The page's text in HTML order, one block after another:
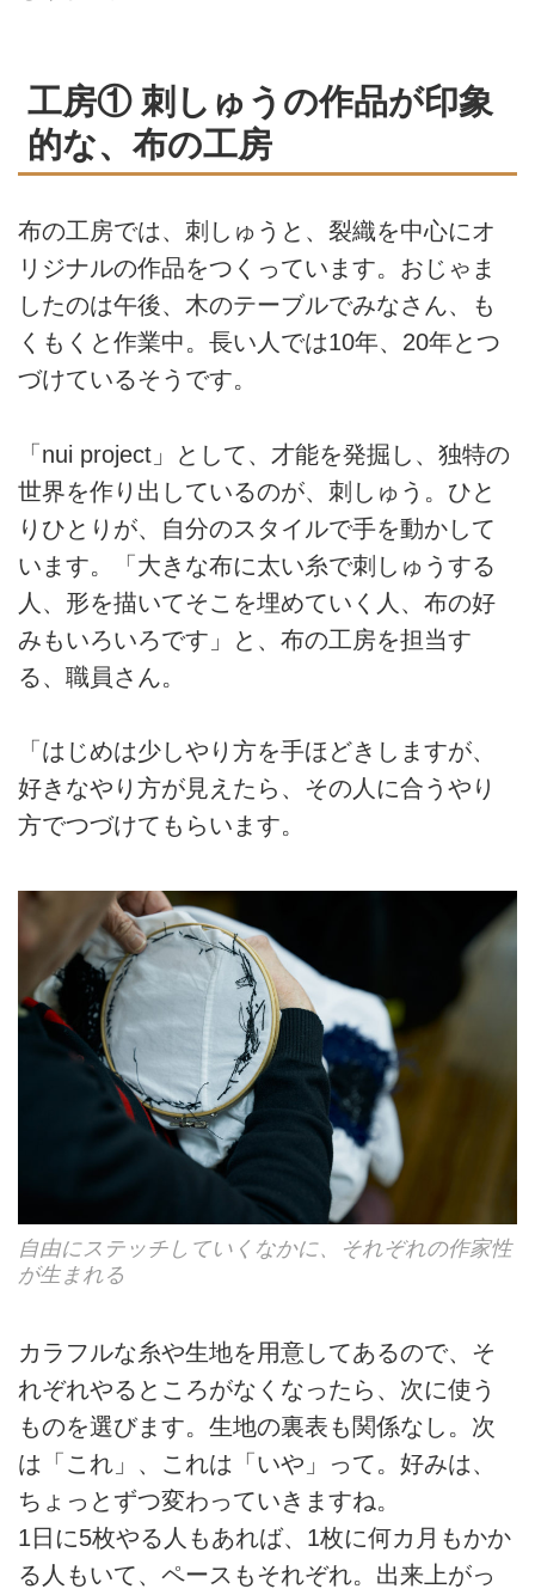
工房① 刺しゅうの作品が印象
的な、布の工房
布の工房では、刺しゅうと、裂織を中心にオ
リジナルの作品をつくっています。おじゃま
したのは午後、木のテーブルでみなさん、も
くもくと作業中。長い人では10年、20年とつ
づけているそうです。
「nui project」として、才能を発掘し、独特の
世界を作り出しているのが、刺しゅう。ひと
りひとりが、自分のスタイルで手を動かして
います。「大きな布に太い糸で刺しゅうする
人、形を描いてそこを埋めていく人、布の好
みもいろいろです」と、布の工房を担当す
る、職員さん。
「はじめは少しやり方を手ほどきしますが、
好きなやり方が見えたら、その人に合うやり
方でつづけてもらいます。
自由にステッチしていくなかに、それぞれの作家性
が生まれる
カラフルな糸や生地を用意してあるので、そ
れぞれやるところがなくなったら、次に使う
ものを選びます。生地の裏表も関係なし。次
は「これ」、これは「いや」って。好みは、
ちょっとずつ変わっていきますね。
1日に5枚やる人もあれば、1枚に何カ月もかか
る人もいて、ペースもそれぞれ。出来上がっ